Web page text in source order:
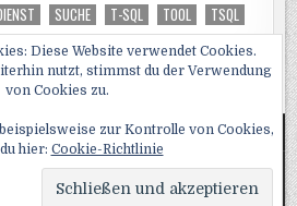
Diese Website verwendet Cookies.
nutzt, stimmst du der Verwendung
von Cookies zu.
zur Kontrolle von Cookies,
hier: Cookie-Richtlinie
SUCHE T-SQL TOOL
TSQL
SQL, Sharepoint und Co